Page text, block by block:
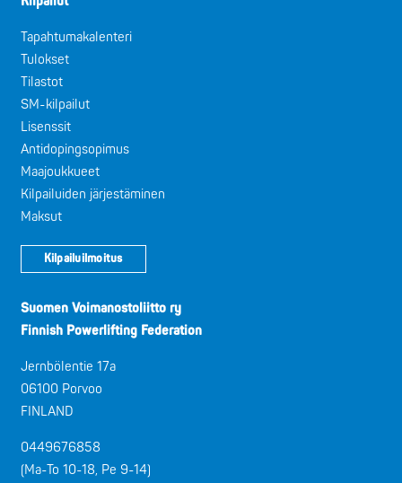
Tapahtumakalenteri
Tulokset
Tilastot
SM-kilpailut
Lisenssit
Antidopingsopimus
Maajoukkueet
Kilpailuiden järjestäminen
Maksut
Kilpailuilmoitus
Suomen Voimanostoliitto ry
Finnish Powerlifting Federation
Jernbölentie 17a
06100 Porvoo
FINLAND
0449676858
(Ma-To 10-18, Pe 9-14)